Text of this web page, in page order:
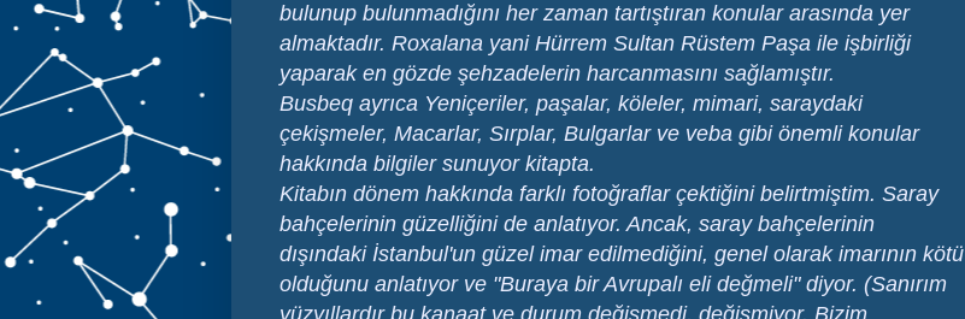
bulunup bulunmadığını her zaman tartıştıran konular arasında yer
almaktadır. Roxalana yani Hürrem Sultan Rüstem Paşa ile işbirliği
yaparak en gözde şehzadelerin harcanmasını sağlamıştır.
Busbeq ayrıca Yeniçeriler, paşalar, köleler, mimari, saraydaki
çekişmeler, Macarlar, Sırplar, Bulgarlar ve veba gibi önemli konular
hakkında bilgiler sunuyor kitapta.
Kitabın dönem hakkında farklı fotoğraflar çektiğini belirtmiştim. Saray
bahçelerinin güzelliğini de anlatıyor. Ancak, saray bahçelerinin
dışındaki İstanbul'un güzel imar edilmediğini, genel olarak imarının kötü
olduğunu anlatıyor ve "Buraya bir Avrupalı eli değmeli" diyor. (Sanırım